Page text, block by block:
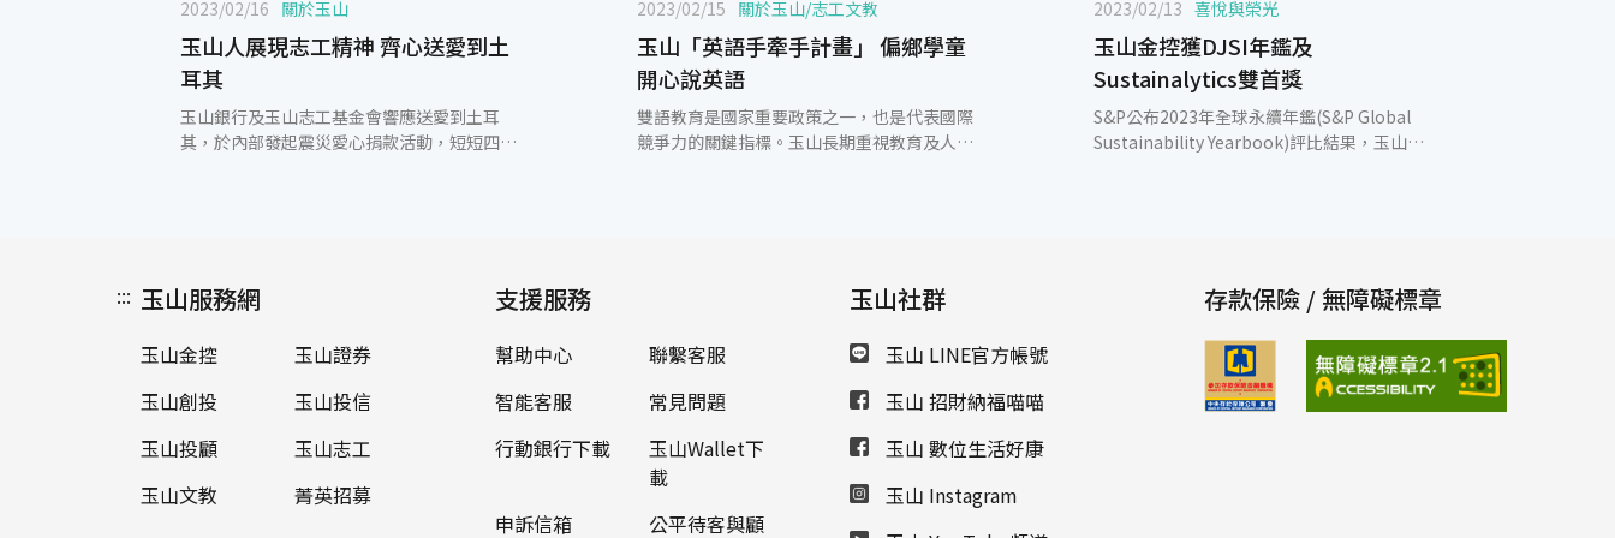
2023/02/16 關於玉山
玉山人展現志工精神 齊心送愛到土
耳其
玉山銀行及玉山志工基金會響應送愛到土耳
其，於內部發起震災愛心捐款活動，短短四天
界一等的公民，持續關注與投入海外關懷及救
援行動，以實際力量幫助災民渡過難關，除傳
遞玉山人的愛與溫暖，並展現台灣正向力量，
打破國與國的疆界，共同幫助災民早日脫離傷
痛，重建安全的幸福家園。
2023/02/15 關於玉山/志工文教
玉山「英語手牽手計畫」 偏鄉學童
開心說英語
雙語教育是國家重要政策之一，也是代表國際
競爭力的關鍵指標。玉山長期重視教育及人才
大學伴研討會，讓40位老師與學伴聚集玉山第
二總部相互學習、交流並凝聚共識，目前在新
北、基隆、新竹、雲林、嘉義及台南等縣市已
開設163班，協助近2,800位偏鄉學童開心說英
語。 玉山銀行行銷長林俊佑表示，偏鄉學童因
學習經驗不佳及師資異動頻繁等問題，導致學
習動機低落，甚至排斥英文，讓英語教育的城
鄉差距持續擴大。感謝敦煌教育集團及台灣國
際人才發展協會全力支持，提供優質教材並培
訓英語教師、大學生及玉山志工至偏鄉服務，
2023/02/13 喜悅與榮光
玉山金控獲DJSI年鑑及
Sustainalytics雙首獎
S&P公布2023年全球永續年鑑(S&P Global
Sustainability Yearbook)評比結果，玉山金
(DJSI)評比為基準，針對環境、社會、公司治
理等三大面向進行綜合評分，2023年共評比全
球7,800間企業，總市值逾美金84兆，共有包
含43間台灣企業在內的708間企業入選。玉山
從2017年起連續7度入選全球永續年鑑，並且
不斷落實與精進，在2019年首度於銀行業排名
::: 玉山服務網
玉山金控
玉山證券
玉山創投
玉山投信
玉山投顧
玉山志工
玉山文教
菁英招募
支援服務
幫助中心
聯繫客服
智能客服
常見問題
行動銀行下載
玉山Wallet下
載
申訴信箱
公平待客與顧
玉山社群
玉山 LINE官方帳號
玉山 招財納福喵喵
玉山 數位生活好康
玉山 Instagram
存款保險 / 無障礙標章